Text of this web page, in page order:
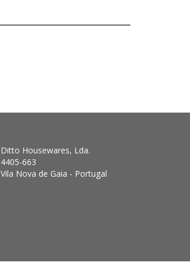
Ditto Housewares, Lda.
4405-663
Vila Nova de Gaia - Portugal